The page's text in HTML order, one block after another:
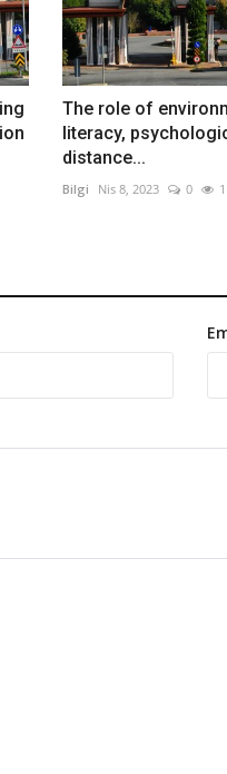
The role of
literacy,
distance...
Bilgi Nis 8, 2023 0